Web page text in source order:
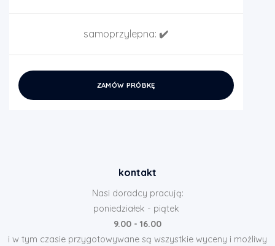
samoprzylepna: ✔️
ZAMÓW PRÓBKĘ
kontakt
Nasi doradcy pracują:
poniedziałek - piątek
9.00 - 16.00
i w tym czasie przygotowywane są wszystkie wyceny i możliwy